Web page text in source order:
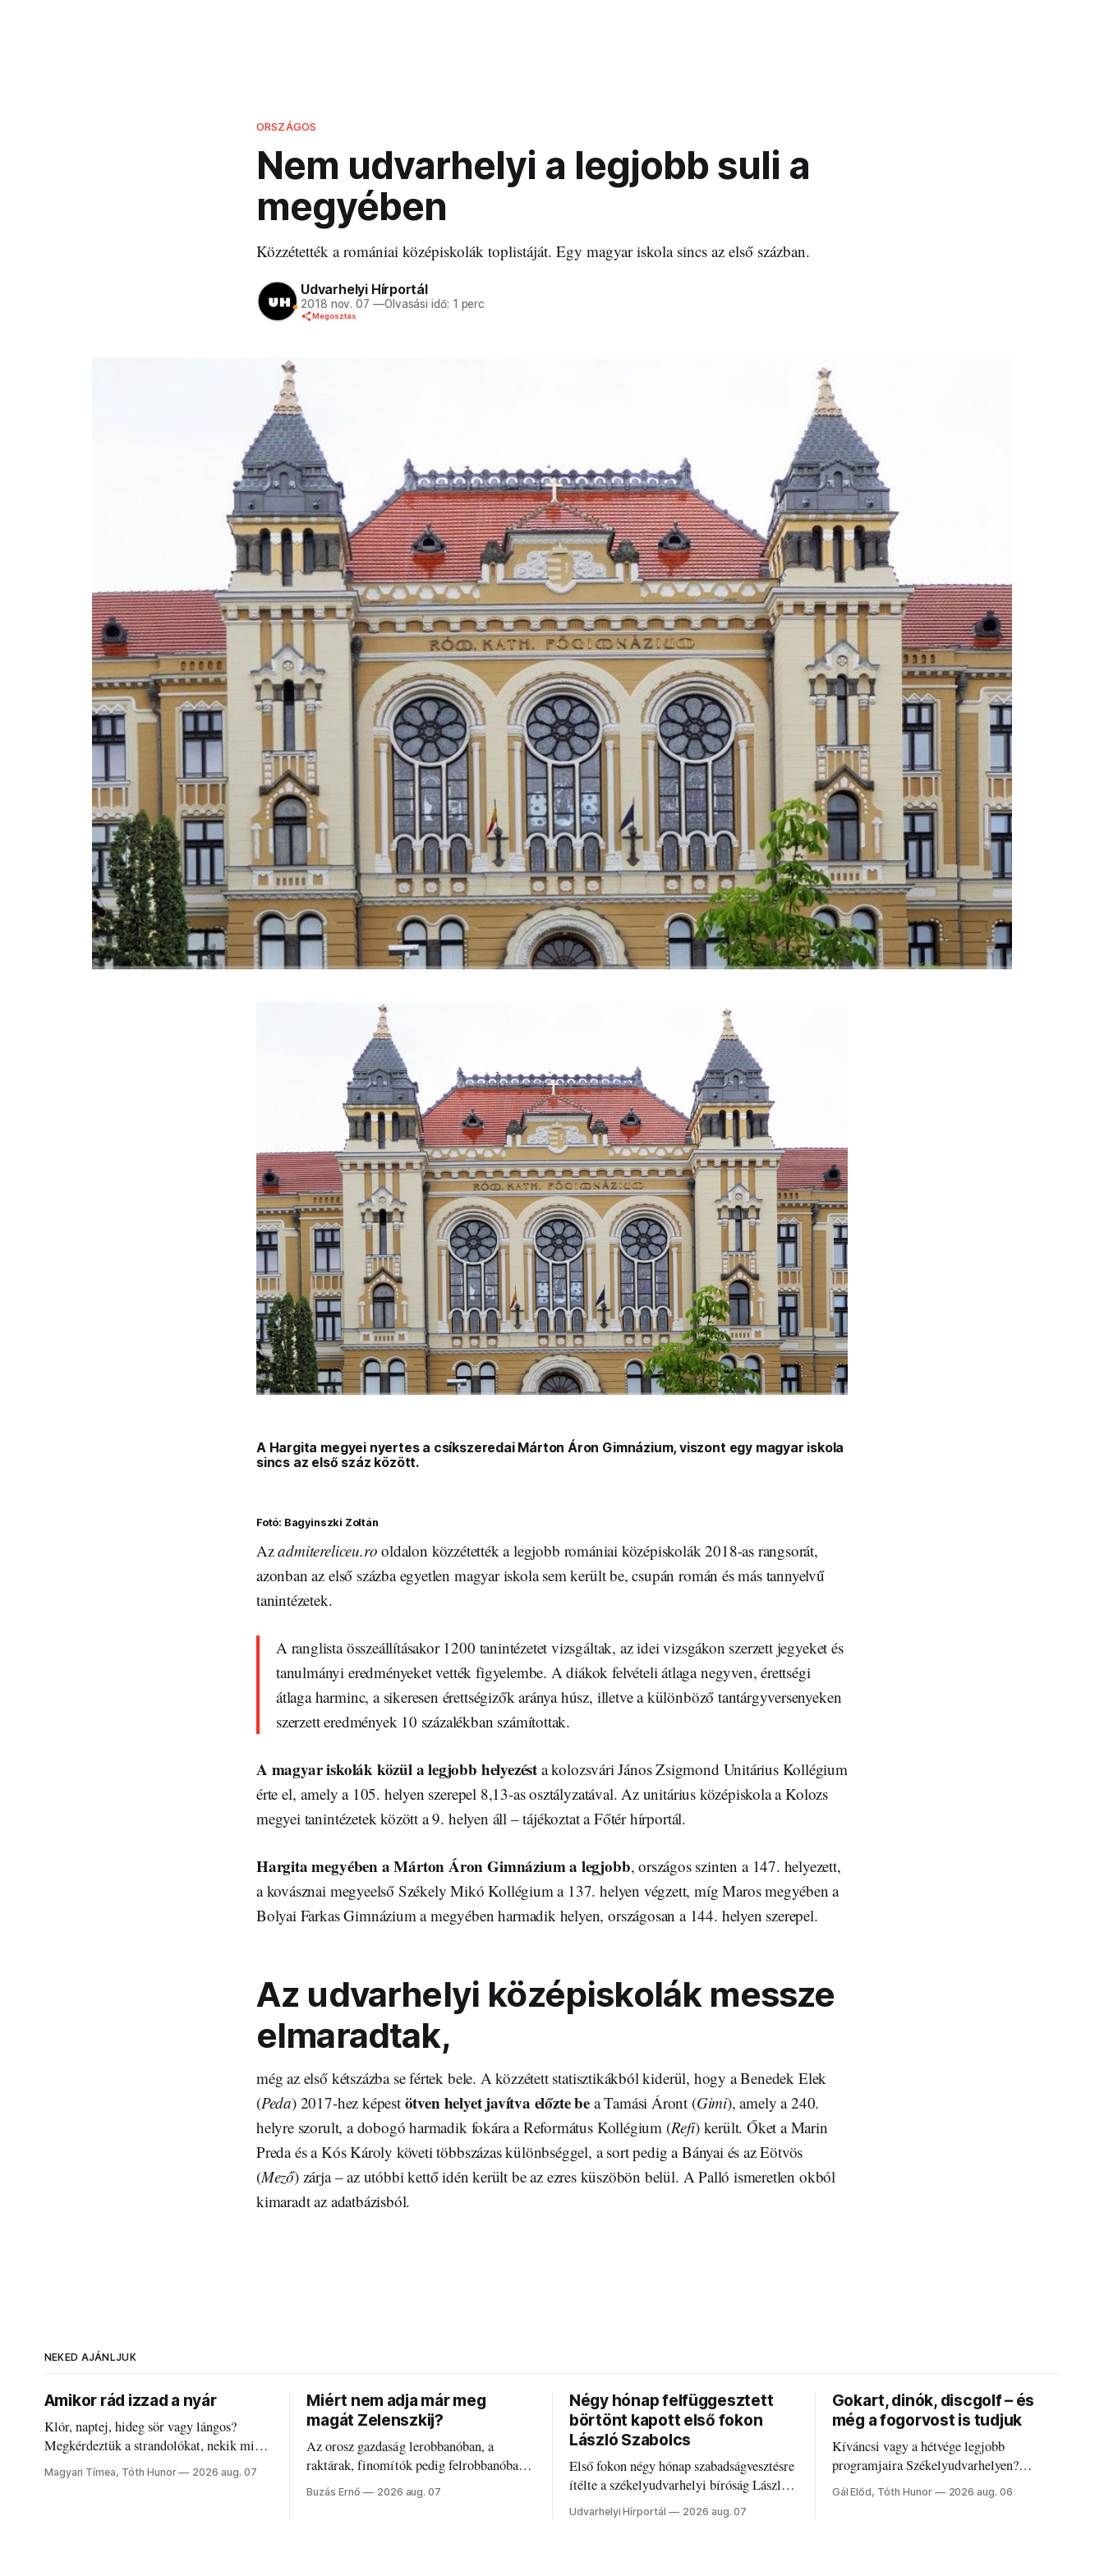
ORSZÁGOS
Nem udvarhelyi a legjobb suli a
megyében
Közzétették a romániai középiskolák toplistáját. Egy magyar iskola sincs az első százban.
Udvarhelyi Hírportál
2018 nov. 07 —Olvasási idő: 1 perc
Megosztás
A Hargita megyei nyertes a csíkszeredai Márton Áron Gimnázium, viszont egy magyar iskola
sincs az első száz között.
Fotó: Bagyinszki Zoltán
Azadmitereliceu.ro oldalon közzétették a legjobb romániai középiskolák 2018-as rangsorát,
azonban az első százba egyetlen magyar iskola sem került be, csupán román és más tannyelvű
tanintézetek.
A ranglista összeállításakor 1200 tanintézetet vizsgáltak, az idei vizsgákon szerzett jegyeket és
tanulmányi eredményeket vették figyelembe. A diákok felvételi átlaga negyven, érettségi
átlaga harminc, a sikeresen érettségizők aránya húsz, illetve a különböző tantárgyversenyeken
szerzett eredmények 10 százalékban számítottak.
A magyar iskolák közül a legjobb helyezést a kolozsvári János Zsigmond Unitárius Kollégium
érte el, amely a 105. helyen szerepel 8,13-as osztályzatával. Az unitárius középiskola a Kolozs
megyei tanintézetek között a 9. helyen áll – tájékoztat a Főtér hírportál.
Hargita megyében a Márton Áron Gimnázium a legjobb, országos szinten a 147. helyezett,
a kovásznai megyeelső Székely Mikó Kollégium a 137. helyen végzett, míg Maros megyében a
Bolyai Farkas Gimnázium a megyében harmadik helyen, országosan a 144. helyen szerepel.
Az udvarhelyi középiskolák messze
elmaradtak,
még az első kétszázba se fértek bele. A közzétett statisztikákból kiderül, hogy a Benedek Elek
(Peda) 2017-hez képest ötven helyet javítva előzte bea Tamási Áront (Gimi), amely a 240.
helyre szorult, a dobogó harmadik fokára a Református Kollégium (Refi) került. Őket a Marin
Preda és a Kós Károly követi többszázas különbséggel, a sort pedig a Bányai és az Eötvös
(Mező) zárja – az utóbbi kettő idén került be az ezres küszöbön belül. A Palló ismeretlen okból
kimaradt az adatbázisból.
NEKED AJÁNLJUK
Amikor rád izzad a nyár
Klór, naptej, hideg sör vagy lángos?
Megkérdeztük a strandolókat, nekik mi
jelenti a nyarat, és hogyan bírják a
kánikulát.
Magyari Tímea, Tóth Hunor 2026 aug. 07
Miért nem adja már meg
magát Zelenszkij?
Az orosz gazdaság lerobbanóban, a
raktárak, finomítók pedig felrobbanóban.
Akárcsak az ukrán népharag, amikor
elégedetlen vezetőivel.
Buzás Ernő 2026 aug. 07
Négy hónap felfüggesztett
börtönt kapott első fokon
László Szabolcs
Első fokon négy hónap szabadságvesztésre
ítélte a székelyudvarhelyi bíróság László
Szabolcsot.
Udvarhelyi Hírportál 2026 aug. 07
Gokart, dinók, discgolf – és
még a fogorvost is tudjuk
Kíváncsi vagy a hétvége legjobb
programjaira Székelyudvarhelyen?
Nálunk megtalálod őket – sőt, ha baj van a
fogaddal, a fogorvosi ügyeletet is!
Gál Előd, Tóth Hunor 2026 aug. 06